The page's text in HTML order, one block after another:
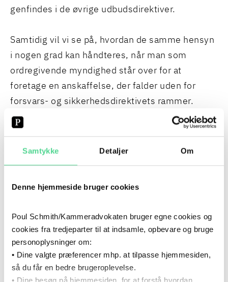
Samtykke Detaljer Om
Denne hjemmeside bruger cookies
Poul Schmith/Kammeradvokaten bruger egne cookies og
cookies fra tredjeparter til at indsamle, opbevare og bruge
personoplysninger om:
• Dine valgte præferencer mhp. at tilpasse hjemmesiden,
så du får en bedre brugeroplevelse.
• Dine besøg på hjemmesiden, for at forstå hvordan
genfindes i de øvrige udbudsdirektiver.
Samtidig vil vi se på, hvordan de samme hensyn
i nogen grad kan håndteres, når man som
ordregivende myndighed står over for at
foretage en anskaffelse, der falder uden for
forsvars- og sikkerhedsdirektivets rammer.
forestående revision af forsvars- og
sikkerhedsdirektivet, ligesom vi vil trække tråde
traktatens undtagelsesbestemmelse i artikel
medlemsstater ikke gennem udbudsreglerne
skal tvinges til at kompromittere deres
væsentlige sikkerhedsinteresser.
TILMELD DIG GRUPPEN FORUM FOR KONTRAKTER